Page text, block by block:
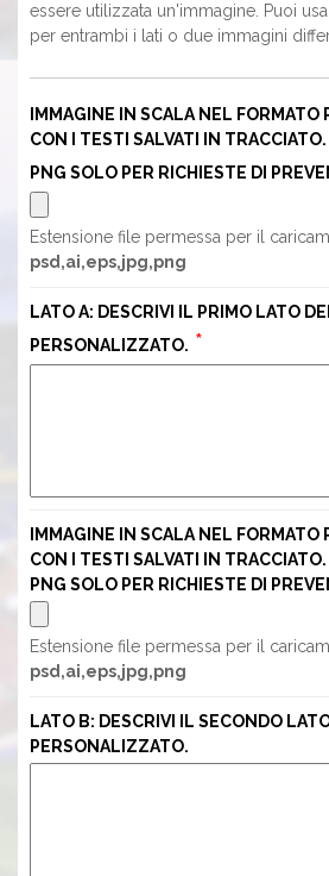
essere utilizzata un'immagine. Puoi
per entrambi i lati o due immagini
IMMAGINE IN SCALA NEL FORMATO
CON I TESTI SALVATI IN
PNG SOLO PER RICHIESTE DI
Estensione file permessa per il
psd,ai,eps,jpg,png
LATO A: DESCRIVI IL PRIMO LATO
PERSONALIZZATO.
IMMAGINE IN SCALA NEL FORMATO
CON I TESTI SALVATI IN
PNG SOLO PER RICHIESTE DI
Estensione file permessa per il
psd,ai,eps,jpg,png
LATO B: DESCRIVI IL SECONDO
PERSONALIZZATO.